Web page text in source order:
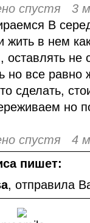
спустя 3
В
жить в нем
оставлять не
но все равно
сделать,
но
спустя 4
пишет:
, отправила